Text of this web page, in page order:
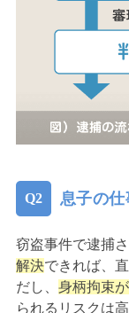
息子の仕
窃盗事件で逮捕さ
解決できれば、
だし、 身柄拘束
られるリスクは